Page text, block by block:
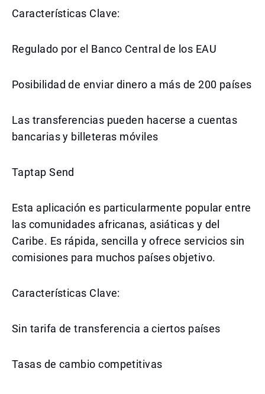
Características Clave:
Regulado por el Banco Central de los EAU
Posibilidad de enviar dinero a más de 200 países
Las transferencias pueden hacerse a cuentas
bancarias y billeteras móviles
Taptap Send
Esta aplicación es particularmente popular entre
las comunidades africanas, asiáticas y del
Caribe. Es rápida, sencilla y ofrece servicios sin
comisiones para muchos países objetivo.
Características Clave:
Sin tarifa de transferencia a ciertos países
Tasas de cambio competitivas